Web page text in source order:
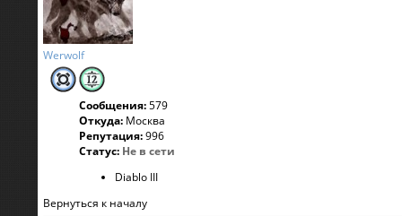
Werwolf
Сообщения:579
Откуда: Москва
Репутация:996
Статус: Не в сети
Diablo III
Вернуться к началу